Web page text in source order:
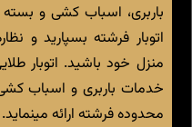
باربری، اسباب کشی و بسته
اتوبار فرشته بسپارید و
منزل خود باشید. اتوبار
خدمات باربری و اسباب
محدوده فرشته ارائه مینماید.